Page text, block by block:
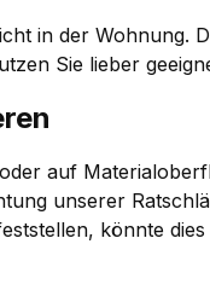
in der Wohnung.
Sie lieber
auf
unserer
könnte